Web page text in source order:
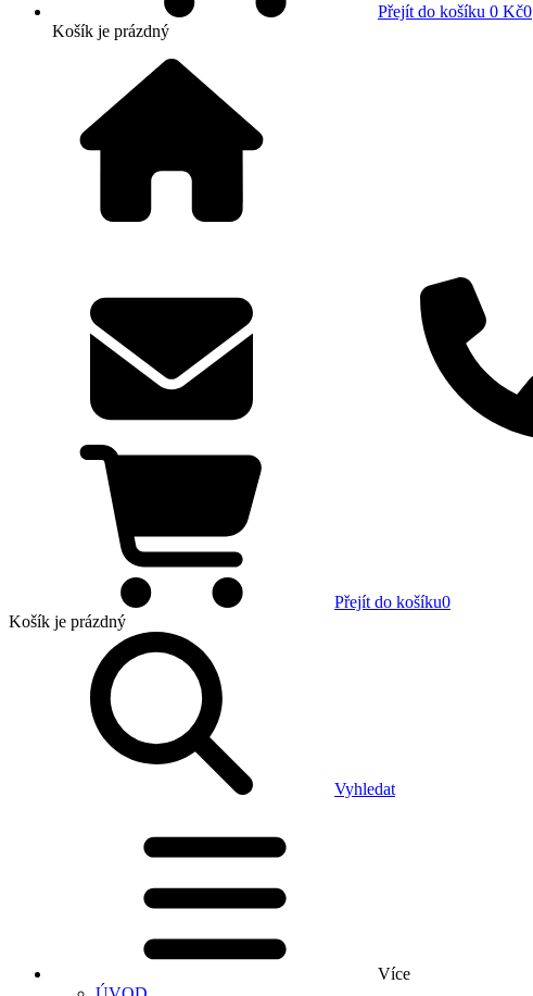
Přejít do košíku 0 Kč0
Košík je prázdný
Přejít do košíku0
Košík je prázdný
Vyhledat
Více